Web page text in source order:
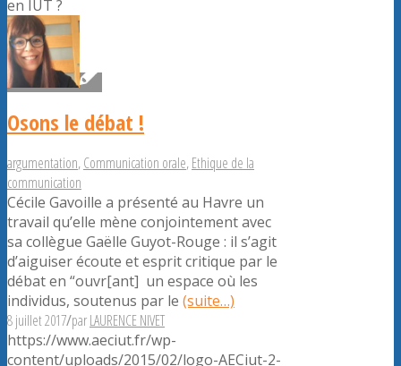
en IUT ?
Osons le débat !
argumentation,Communication orale,Ethique de la
communication
Cécile Gavoille a présenté au Havre un
travail qu’elle mène conjointement avec
sa collègue Gaëlle Guyot-Rouge : il s’agit
d’aiguiser écoute et esprit critique par le
débat en “ouvr[ant] un espace où les
individus, soutenus par le (suite…)
8 juillet 2017/parLAURENCE NIVET
https://www.aeciut.fr/wp-
content/uploads/2015/02/logo-AECiut-2-